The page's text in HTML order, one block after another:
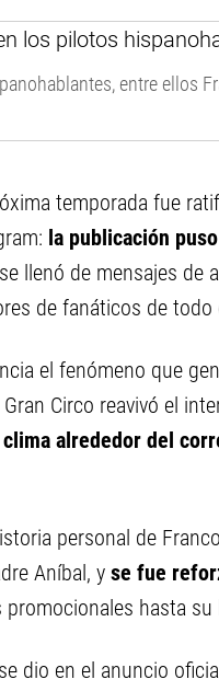
entre ellos
temporada fue
la publicación
llenó de mensajes de
de fanáticos de todo
el fenómeno que
Circo reavivó el
alrededor del
personal de
Aníbal, y se fue
hasta
dio en el anuncio